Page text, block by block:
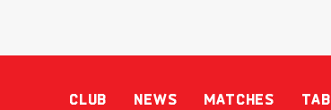
CLUB NEWS MATCHES